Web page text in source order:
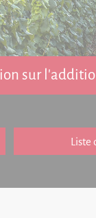
sur
Liste